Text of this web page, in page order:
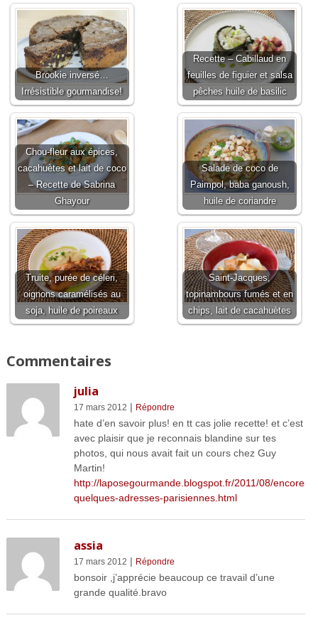
Brookie inversé…
Irrésistible gourmandise!
Recette – Cabillaud en
feuilles de figuier et salsa
pêches huile de basilic
Chou-fleur aux épices,
cacahuètes et lait de coco
– Recette de Sabrina
Ghayour
Salade de coco de
Paimpol, baba ganoush,
huile de coriandre
Truite, purée de céleri,
oignons caramélisés au
soja, huile de poireaux
Saint-Jacques,
topinambours fumés et en
chips, lait de cacahuètes
Commentaires
julia
17 mars 2012 | Répondre
hate d’en savoir plus! en tt cas jolie recette! et c’est
avec plaisir que je reconnais blandine sur tes
photos, qui nous avait fait un cours chez Guy
Martin!
http://laposegourmande.blogspot.fr/2011/08/encore-
quelques-adresses-parisiennes.html
assia
17 mars 2012 | Répondre
bonsoir ,j’apprécie beaucoup ce travail d’une
grande qualité.bravo